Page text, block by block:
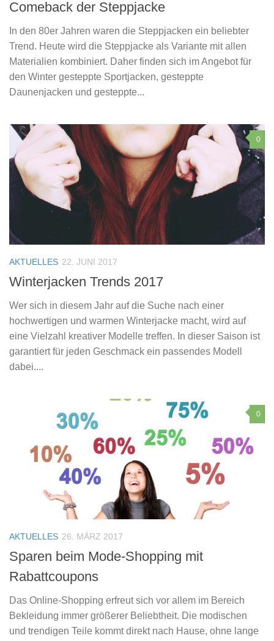
Comeback der Steppjacke
In den 80er Jahren waren die Steppjacken ein beliebter
Trend. Heute wird die Steppjacke als Variante mit allen
Materialien kombiniert. Daher finden sich im Angebot für
den Winter gesteppte Sportjacken, gesteppte
Daunenjacken und gesteppte...
0
AKTUELLES 22. JUNI 2017
Winterjacken Trends 2017
Wer sich in diesem Jahr auf die Suche nach einer
hochwertigen und warmen Winterjacke macht, wird auf
eine Vielzahl kreativer Modelle treffen. In dieser Saison ist
garantiert für jeden Geschmack ein passendes Modell
dabei....
0
AKTUELLES 26. MÄRZ 2017
Sparen beim Mode-Shopping mit
Rabattcoupons
Das Online-Shopping erfreut sich vor allem im Bereich
Bekleidung immer größerer Beliebtheit. Die modischen
und trendigen Teile kommt direkt nach Hause, ohne lange